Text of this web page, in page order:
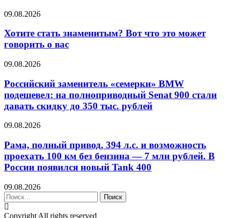
09.08.2026
Хотите стать знаменитым? Вот что это может
говорить о вас
09.08.2026
Российский заменитель «семерки» BMW
подешевел: на полноприводный Senat 900 стали
давать скидку до 350 тыс. рублей
09.08.2026
Рама, полный привод, 394 л.с. и возможность
проехать 100 км без бензина — 7 млн рублей. В
России появился новый Tank 400
09.08.2026
Найти:
Copyright All rights reserved